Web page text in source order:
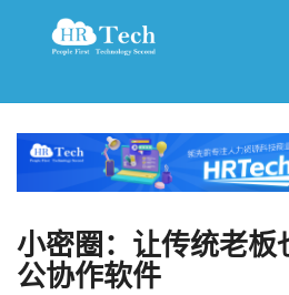
小密圈：让传统老板
公协作软件